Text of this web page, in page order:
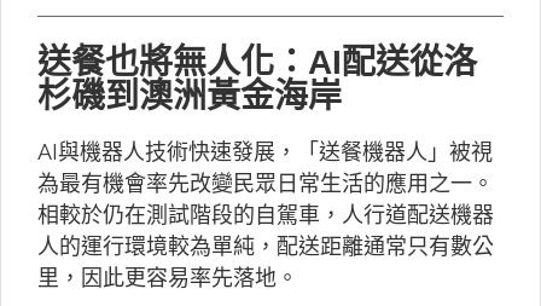
送餐也將無人化：AI配送從洛
杉磯到澳洲黃金海岸
AI與機器人技術快速發展，「送餐機器人」被視
為最有機會率先改變民眾日常生活的應用之一。
相較於仍在測試階段的自駕車，人行道配送機器
人的運行環境較為單純，配送距離通常只有數公
里，因此更容易率先落地。